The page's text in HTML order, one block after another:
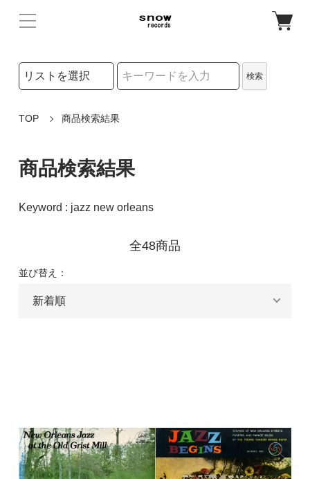
検索リストの選択
検索
TOP 商品検索結果
商品検索結果
Keyword : jazz new orleans
全48商品
並び替え：